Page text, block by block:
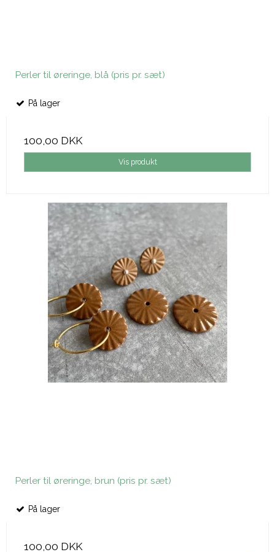
Perler til øreringe, blå (pris pr. sæt)
På lager
100,00 DKK
Vis produkt
Perler til øreringe, brun (pris pr. sæt)
På lager
100,00 DKK